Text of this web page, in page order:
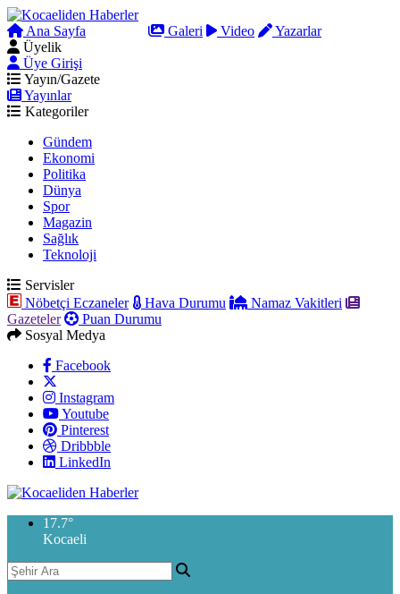
Ana Sayfa Galeri Video
Yazarlar
Üyelik
Üye Girişi
Yayın/Gazete
Yayınlar
Kategoriler
Gündem
Ekonomi
Politika
Dünya
Spor
Magazin
Sağlık
Teknoloji
Servisler
Nöbetçi Eczaneler
Hava Durumu
Namaz Vakitleri
Gazeteler
Puan Durumu
Sosyal Medya
Facebook
Instagram
Youtube
Pinterest
Dribbble
LinkedIn
17.7°
Kocaeli